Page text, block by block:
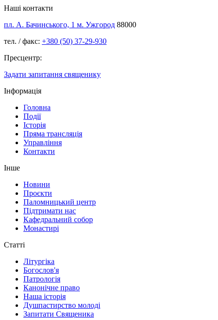
Наші контакти
пл. А. Бачинського, 1 м. Ужгород 88000
тел. / факс: +380 (50) 37-29-930
Пресцентр:
Задати запитання священику
Інформація
Головна
Події
Історія
Пряма трансляція
Управління
Контакти
Інше
Новини
Проєкти
Паломницький центр
Підтримати нас
Кафедральний собор
Монастирі
Статті
Літургіка
Богослов'я
Патрологія
Канонічне право
Наша історія
Душпастирство молоді
Запитати Священика